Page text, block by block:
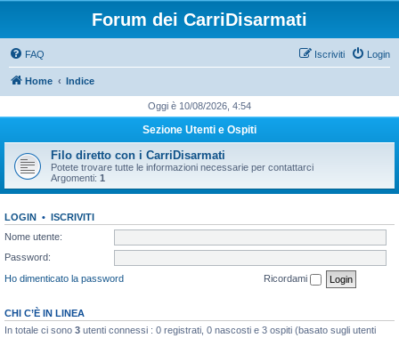
Forum dei CarriDisarmati
FAQ Login
Iscriviti
Home Indice
Oggi è 10/08/2026, 4:54
Sezione Utenti e Ospiti
Filo diretto con i CarriDisarmati
Potete trovare tutte le informazioni necessarie per contattarci
Argomenti: 1
LOGIN • ISCRIVITI
Nome utente:
Password:
Ho dimenticato la password
Ricordami
CHI C’È IN LINEA
In totale ci sono 3 utenti connessi : 0 registrati, 0 nascosti e 3 ospiti (basato sugli utenti